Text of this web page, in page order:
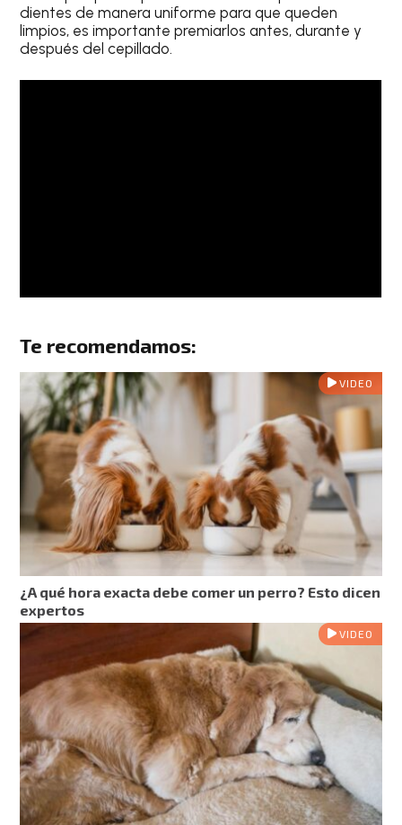
dientes de manera uniforme para que queden
limpios, es importante premiarlos antes, durante y
después del cepillado.
Te recomendamos:
VIDEO
¿A qué hora exacta debe comer un perro? Esto dicen
expertos
VIDEO